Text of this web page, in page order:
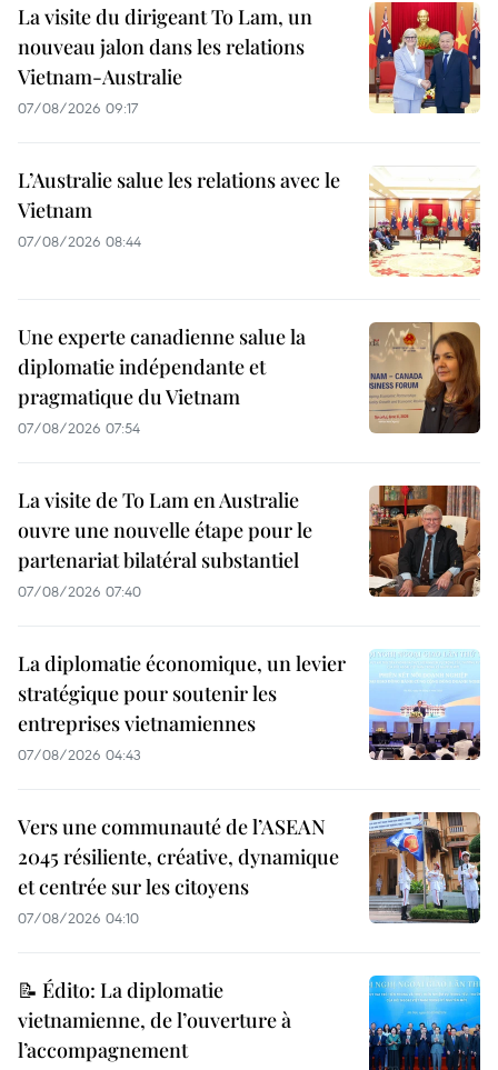
La visite du dirigeant To Lam, un
nouveau jalon dans les relations
Vietnam-Australie
07/08/2026 09:17
L’Australie salue les relations avec le
Vietnam
07/08/2026 08:44
Une experte canadienne salue la
diplomatie indépendante et
pragmatique du Vietnam
07/08/2026 07:54
La visite de To Lam en Australie
ouvre une nouvelle étape pour le
partenariat bilatéral substantiel
07/08/2026 07:40
La diplomatie économique, un levier
stratégique pour soutenir les
entreprises vietnamiennes
07/08/2026 04:43
Vers une communauté de l’ASEAN
2045 résiliente, créative, dynamique
et centrée sur les citoyens
07/08/2026 04:10
📝 Édito: La diplomatie
vietnamienne, de l’ouverture à
l’accompagnement